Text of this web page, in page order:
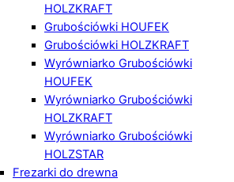
HOLZKRAFT
Grubościówki HOUFEK
Grubościówki HOLZKRAFT
Wyrówniarko Grubościówki
HOUFEK
Wyrówniarko Grubościówki
HOLZKRAFT
Wyrówniarko Grubościówki
HOLZSTAR
Frezarki do drewna